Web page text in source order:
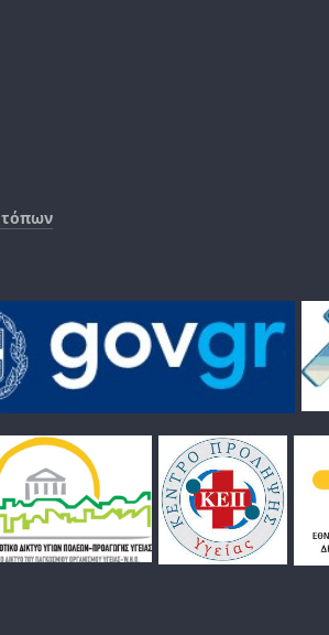
τόπων